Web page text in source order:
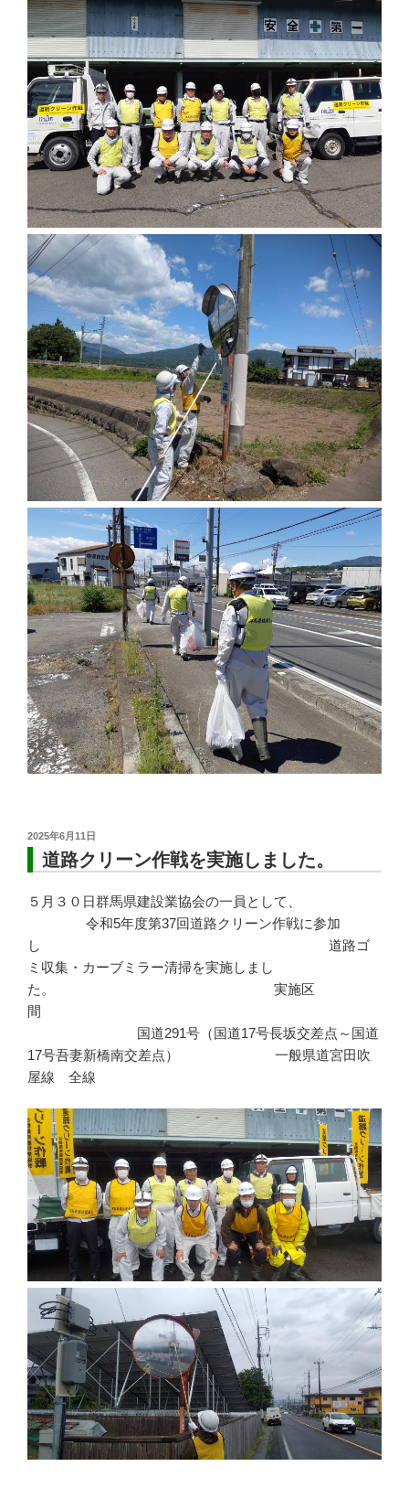
投
2025年6月11日
道路クリーン作戦を実施しました。
５月３０日群馬県建設業協会の一員として、
令和5年度第37回道路クリーン作戦に参加
し 道路ゴ
ミ収集・カーブミラー清掃を実施しまし
た。 実施区
間
国道291号（国道17号長坂交差点～国道
17号吾妻新橋南交差点） 一般県道宮田吹
屋線 全線